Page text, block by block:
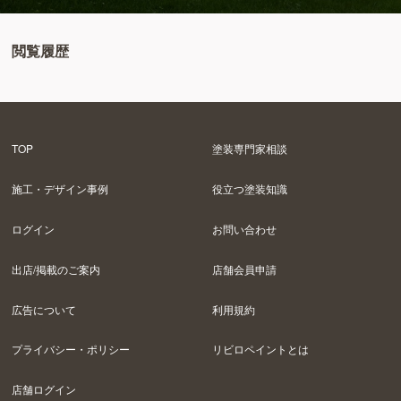
閲覧履歴
TOP 塗装専門家相談
施工・デザイン事例 役立つ塗装知識
ログイン お問い合わせ
出店/掲載のご案内 店舗会員申請
広告について 利用規約
プライバシー・ポリシー リビロペイントとは
店舗ログイン